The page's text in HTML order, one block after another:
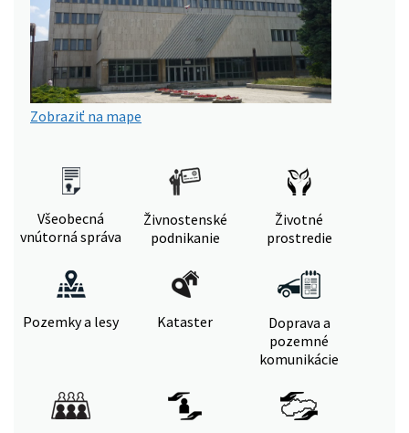
Zobraziť na mape
Všeobecná
vnútorná správa
Živnostenské
podnikanie
Životné
prostredie
Pozemky a lesy Kataster
Doprava a
pozemné
komunikácie